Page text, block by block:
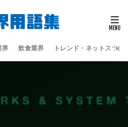
界 飲食業界 トレンド・ネットスラン
天童よしみ
江戸時代